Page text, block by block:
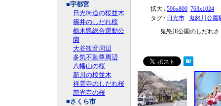
■宇都宮
日光街道の桜並木
篠井のしだれ桜
栃木県総合運動公
園
大谷観音周辺
多気不動尊周辺
八幡山の桜
新川の桜並木
祥雲寺のしだれ桜
慈光寺の桜
■さくら市
拡大 : 596x800 763x1024
タグ : 日光市
鬼怒川公園
鬼怒川公園のしだれ